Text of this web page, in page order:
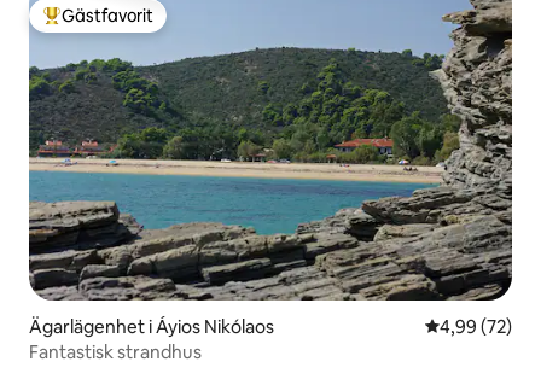
Populär gästfavorit
Gästfavorit
Ägarlägenhet i Áyios Nikólaos 4,99 av 5 i
4,99 (72)
Fantastisk strandhus